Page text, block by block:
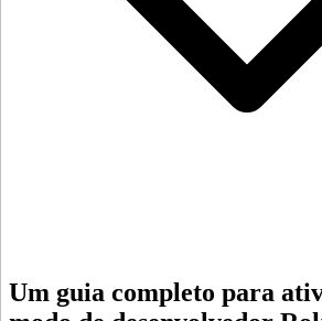
Um guia completo para